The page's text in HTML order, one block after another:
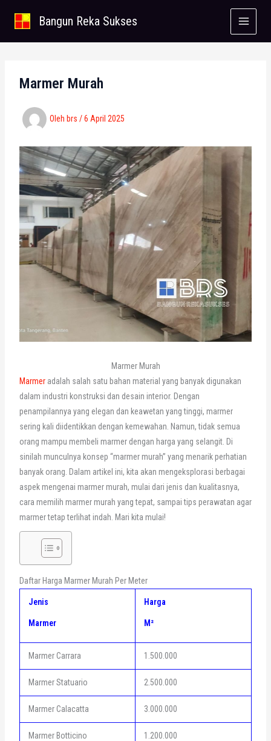
Bangun Reka Sukses
Marmer Murah
Oleh brs /6 April 2025
Marmer Murah
Marmeradalah salah satu bahan material yang banyak digunakan
dalam industri konstruksi dan desain interior. Dengan
penampilannya yang elegan dan keawetan yang tinggi, marmer
sering kali diidentikkan dengan kemewahan. Namun, tidak semua
orang mampu membeli marmer dengan harga yang selangit. Di
sinilah munculnya konsep “marmer murah” yang menarik perhatian
banyak orang. Dalam artikel ini, kita akan mengeksplorasi berbagai
aspek mengenai marmer murah, mulai dari jenis dan kualitasnya,
cara memilih marmer murah yang tepat, sampai tips perawatan agar
marmer tetap terlihat indah. Mari kita mulai!
Daftar Harga Marmer Murah Per Meter
Jenis
Marmer
Harga
M²
Marmer Carrara 1.500.000
Marmer Statuario 2.500.000
Marmer Calacatta 3.000.000
Marmer Botticino 1.200.000